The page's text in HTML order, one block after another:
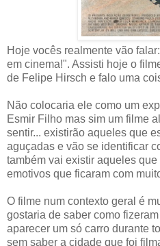
Hoje vocês realmente vão
em cinema!". Assisti hoje o
de Felipe Hirsch e falo uma
Não colocaria ele como um
Esmir Filho mas sim um filme
sentir... existirão aqueles que
aguçadas e vão se identificar
também vai existir aqueles
emotivos que ficaram com
O filme num contexto geral é
gostaria de saber como
aparecer um só carro durante
sem saber a cidade que foi